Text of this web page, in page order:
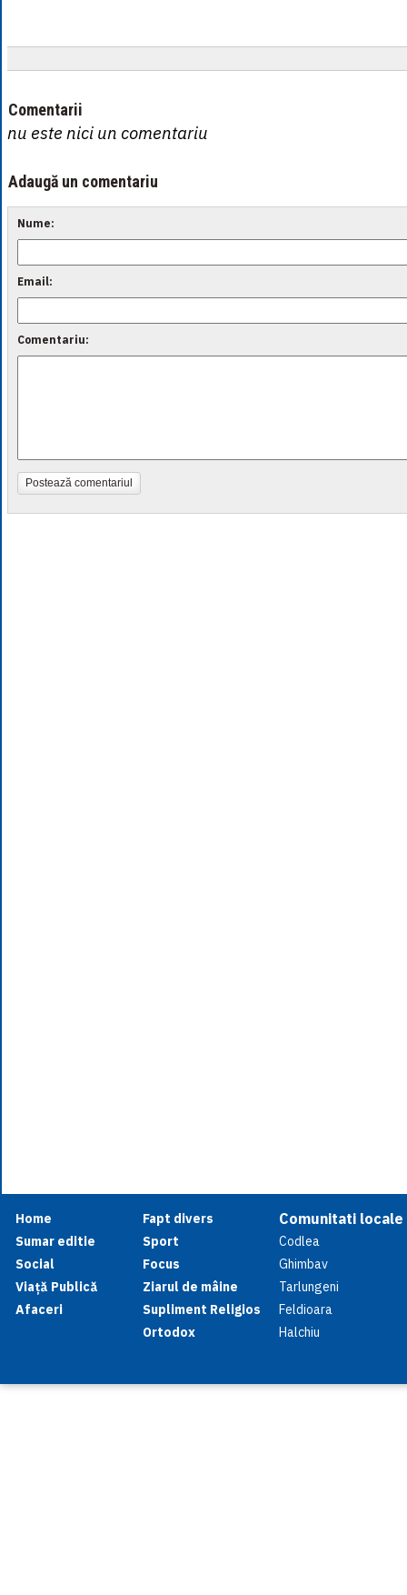
Comentarii
nu este nici un comentariu
Adaugă un comentariu
Nume:
Email:
Comentariu:
Postează comentariul
Home
Sumar editie
Social
Viață Publică
Afaceri
Fapt divers
Sport
Focus
Ziarul de mâine
Supliment Religios
Ortodox
Comunitati locale
Codlea
Ghimbav
Tarlungeni
Feldioara
Halchiu